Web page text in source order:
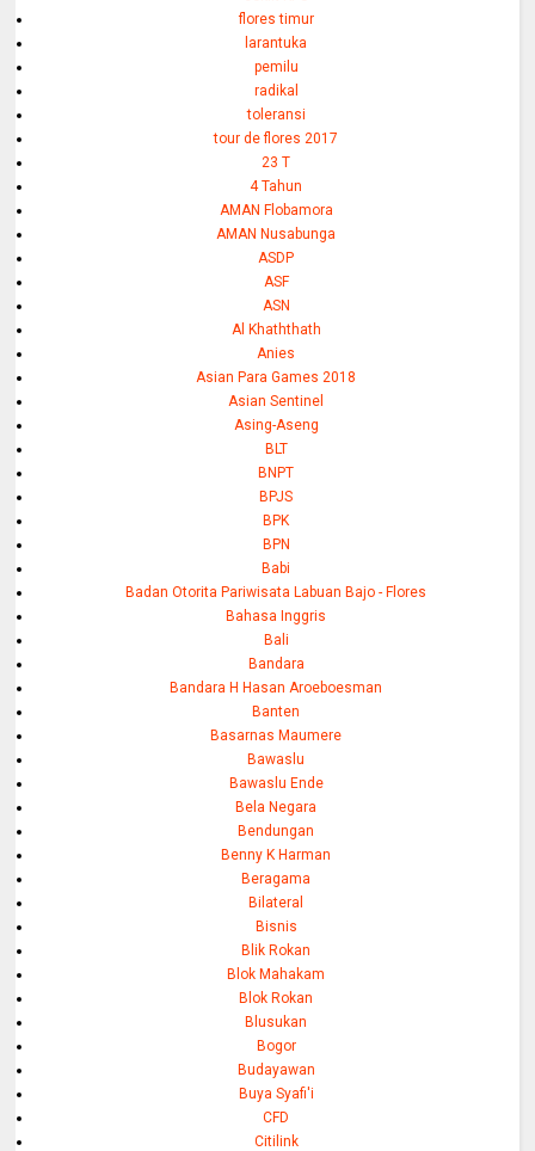
flores timur
larantuka
pemilu
radikal
toleransi
tour de flores 2017
23 T
4 Tahun
AMAN Flobamora
AMAN Nusabunga
ASDP
ASF
ASN
Al Khaththath
Anies
Asian Para Games 2018
Asian Sentinel
Asing-Aseng
BLT
BNPT
BPJS
BPK
BPN
Babi
Badan Otorita Pariwisata Labuan Bajo - Flores
Bahasa Inggris
Bali
Bandara
Bandara H Hasan Aroeboesman
Banten
Basarnas Maumere
Bawaslu
Bawaslu Ende
Bela Negara
Bendungan
Benny K Harman
Beragama
Bilateral
Bisnis
Blik Rokan
Blok Mahakam
Blok Rokan
Blusukan
Bogor
Budayawan
Buya Syafi'i
CFD
Citilink